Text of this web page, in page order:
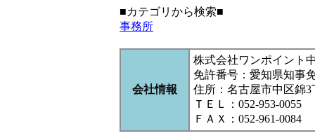
■カテゴリから検索■
事務所
会社情報
株式会社ワンポイント
免許番号：愛知県知事
住所：名古屋市中区錦3
ＴＥＬ：052-953-0055
ＦＡＸ：052-961-0084